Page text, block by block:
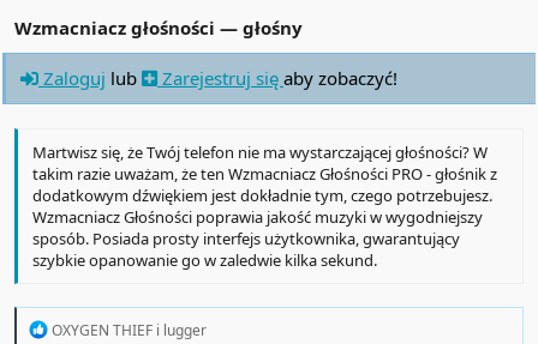
Wzmacniacz głośności — głośny
Zaloguj lub Zarejestruj się aby zobaczyć!
Martwisz się, że Twój telefon nie ma wystarczającej głośności? W
takim razie uważam, że ten Wzmacniacz Głośności PRO - głośnik z
dodatkowym dźwiękiem jest dokładnie tym, czego potrzebujesz.
Wzmacniacz Głośności poprawia jakość muzyki w wygodniejszy
sposób. Posiada prosty interfejs użytkownika, gwarantujący
szybkie opanowanie go w zaledwie kilka sekund.
R
OXYGEN THIEF i lugger